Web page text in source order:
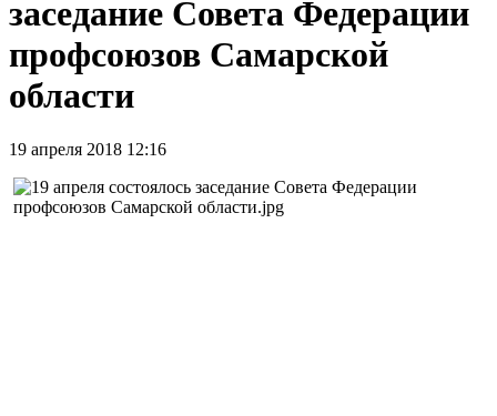
заседание Совета Федерации
профсоюзов Самарской
области
19 апреля 2018 12:16